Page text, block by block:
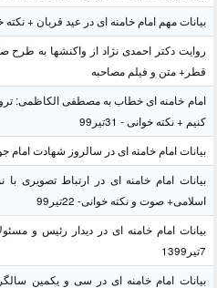
بیانات مهم امام خامنه ای در عید قربان +
روایت دکتر احمدی نژاد از واکنشها به طرح
قطر+ متن و فیلم مصاحبه
امام خامنه ای خطاب به مصطفی الکاظمی:
کنیم + نکته خوانی - 31تیر99
بیانات امام خامنه ای در سالروز شهادت امام جواد
بیانات امام خامنه ای در ارتباط تصویری
اسلامی+ صوت و نکته خوانی- 22تیر99
بیانات امام خامنه ای در دیدار رئیس و
7تیر1399
بیانات امام خامنه ای در سی و یکمین